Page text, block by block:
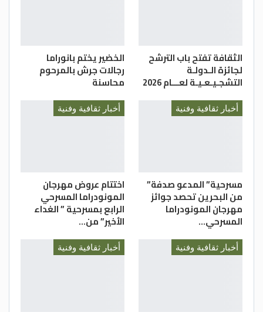
الثقافة تفتح باب الترشح
لجائزة الـدولـة
التشجـيـعـيـة لعـــام 2026
الخضير يختم بانوراما
رجالات جرش بالمرحوم
محاسنة
أخبار ثقافية وفنية
مسرحية” المدعو صدفة”
من البحرين تحصد جوائز
مهرجان المونودراما
المسرحي…
أخبار ثقافية وفنية
اختتام عروض مهرجان
المونودراما المسرحي
الرابع بمسرحية ” الغداء
الأخير” من…
أخبار ثقافية وفنية أخبار ثقافية وفنية